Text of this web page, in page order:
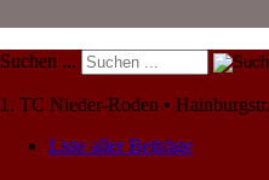
Suchen ...
1. TC Nieder-Roden •
Liste aller Beiträge